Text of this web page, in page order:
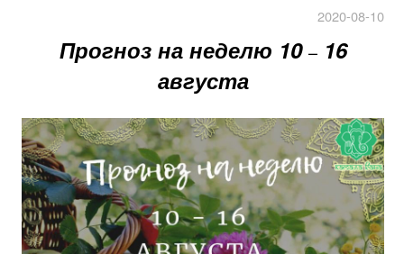
2020-08-10
Прогноз на неделю 10 –16
августа